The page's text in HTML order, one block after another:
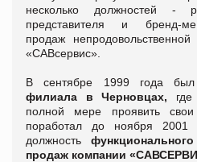
несколько должностей -
представителя и бренд-
продаж
«САВсервис».
В сентябре 1999 года
филиала в Черновцах, где
полной мере проявить
поработал до ноября 2001
должность
продаж компании